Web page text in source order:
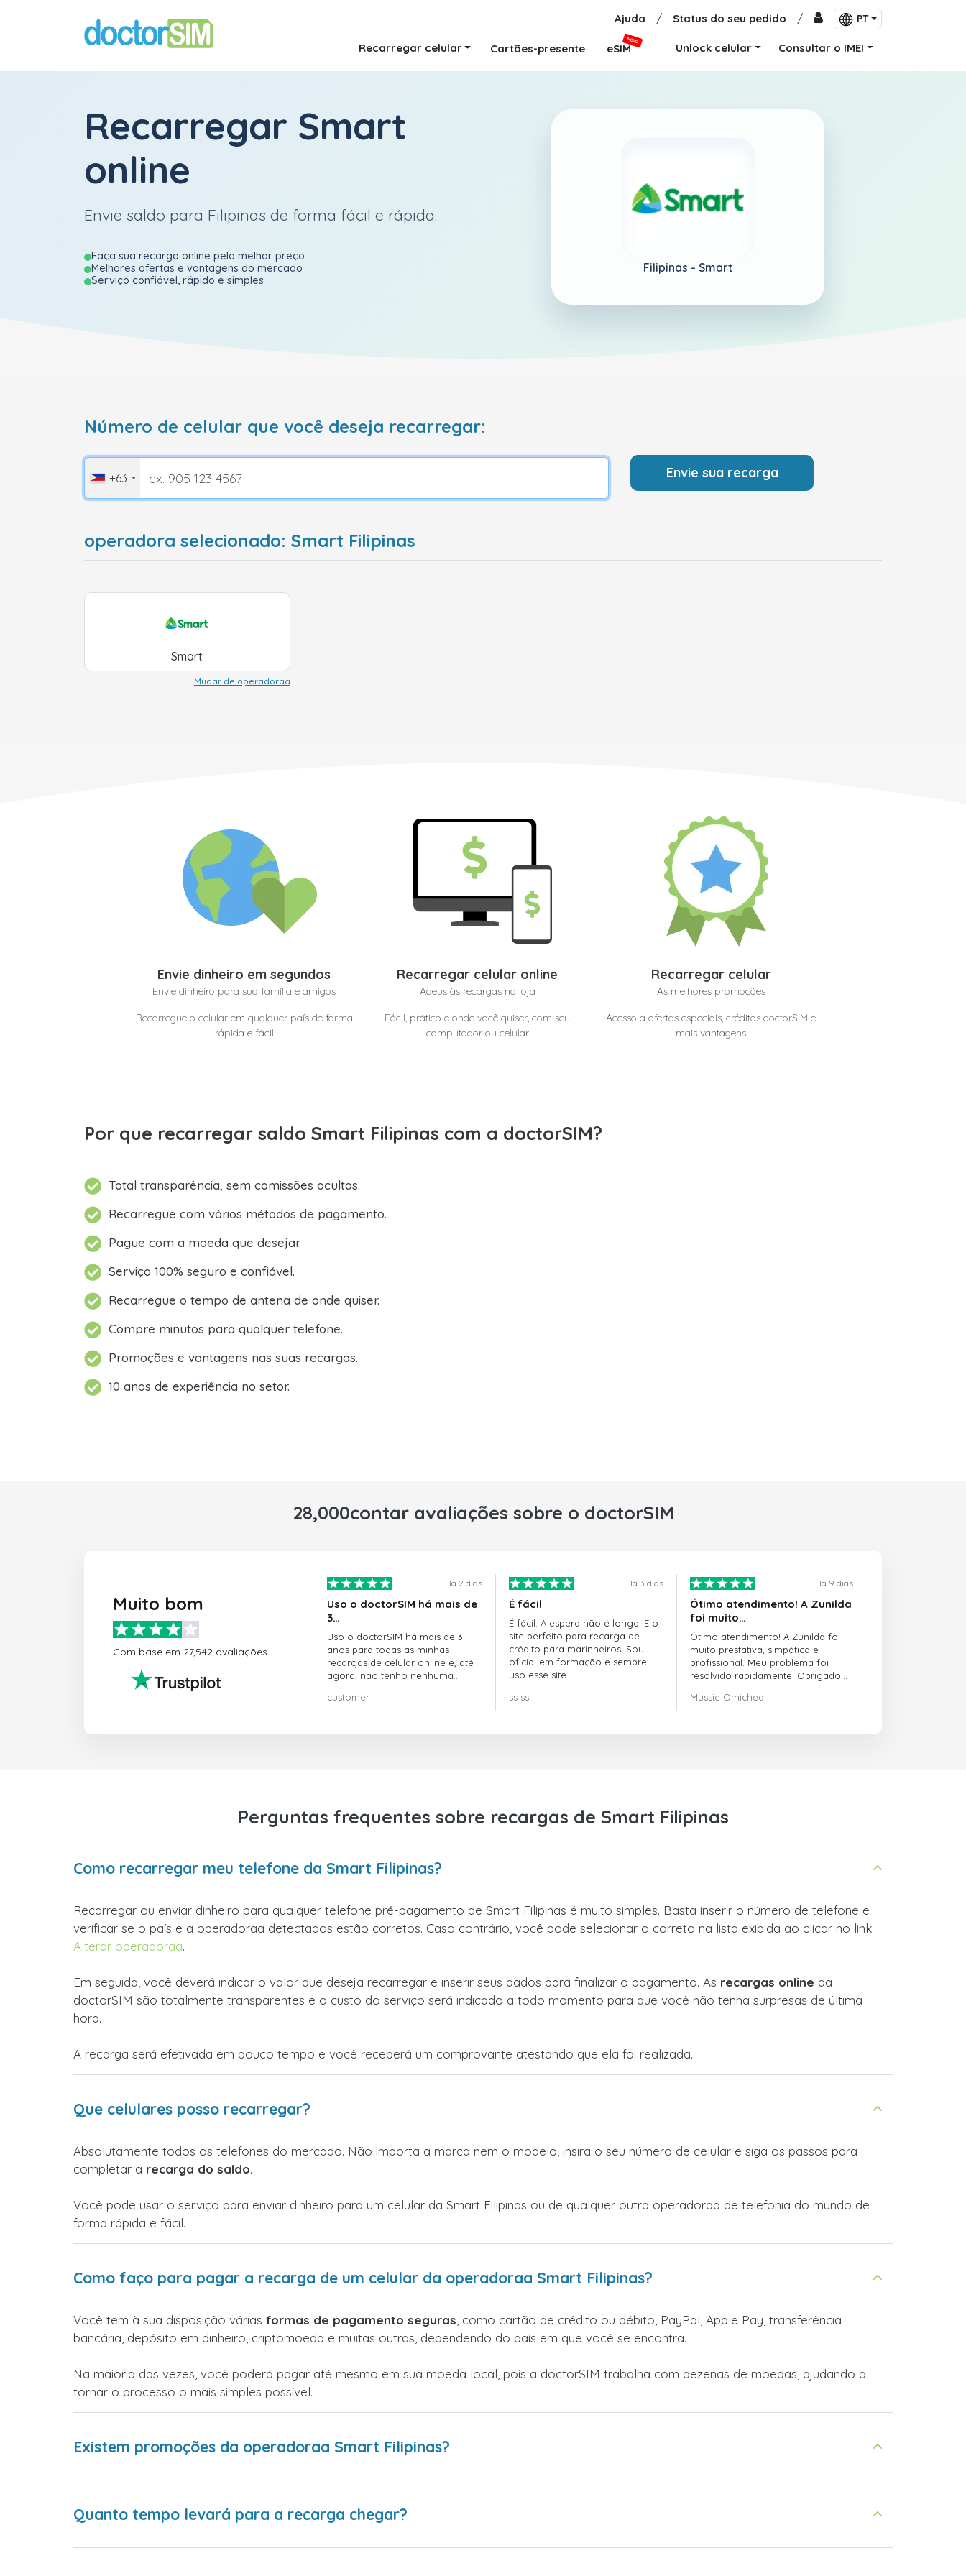
Ajuda / Status do seu pedido / PT
Recarregar celular Cartões-presente eSIM
NOVO
Unlock celular Consultar o IMEI
Recarregar Smart
online
Envie saldo para Filipinas de forma fácil e rápida.
Faça sua recarga online pelo melhor preço
Melhores ofertas e vantagens do mercado
Serviço confiável, rápido e simples
Filipinas - Smart
Número de celular que você deseja recarregar:
+63 Envie sua recarga
operadora selecionado: Smart Filipinas
Smart
Mudar de operadoraa
Envie dinheiro em segundos
Envie dinheiro para sua família e amigos
Recarregue o celular em qualquer país de forma
rápida e fácil
Recarregar celular online
Adeus às recargas na loja
Fácil, prático e onde você quiser, com seu
computador ou celular
Recarregar celular
As melhores promoções
Acesso a ofertas especiais, créditos doctorSIM e
mais vantagens
Por que recarregar saldo Smart Filipinas com a doctorSIM?
Total transparência, sem comissões ocultas.
Recarregue com vários métodos de pagamento.
Pague com a moeda que desejar.
Serviço 100% seguro e confiável.
Recarregue o tempo de antena de onde quiser.
Compre minutos para qualquer telefone.
Promoções e vantagens nas suas recargas.
10 anos de experiência no setor.
28,000contar avaliações sobre o doctorSIM
Muito bom
Com base em 27,542 avaliações
Há 2 dias
Uso o doctorSIM há mais de
3…
Uso o doctorSIM há mais de 3
anos para todas as minhas
recargas de celular online e, até
agora, não tenho nenhuma
customer
Há 3 dias
É fácil
É fácil. A espera não é longa. É o
site perfeito para recarga de
crédito para marinheiros. Sou
oficial em formação e sempre
uso esse site.
ss ss
Há 9 dias
Ótimo atendimento! A Zunilda
foi muito…
Ótimo atendimento! A Zunilda foi
muito prestativa, simpática e
profissional. Meu problema foi
resolvido rapidamente. Obrigado
Mussie Omicheal
Perguntas frequentes sobre recargas de Smart Filipinas
Como recarregar meu telefone da Smart Filipinas?
Recarregar ou enviar dinheiro para qualquer telefone pré-pagamento de Smart Filipinas é muito simples. Basta inserir o número de telefone e
verificar se o país e a operadoraa detectados estão corretos. Caso contrário, você pode selecionar o correto na lista exibida ao clicar no link
Alterar operadoraa.
Em seguida, você deverá indicar o valor que deseja recarregar e inserir seus dados para finalizar o pagamento. As recargas online da
doctorSIM são totalmente transparentes e o custo do serviço será indicado a todo momento para que você não tenha surpresas de última
hora.
A recarga será efetivada em pouco tempo e você receberá um comprovante atestando que ela foi realizada.
Que celulares posso recarregar?
Absolutamente todos os telefones do mercado. Não importa a marca nem o modelo, insira o seu número de celular e siga os passos para
completar a recarga do saldo.
Você pode usar o serviço para enviar dinheiro para um celular da Smart Filipinas ou de qualquer outra operadoraa de telefonia do mundo de
forma rápida e fácil.
Como faço para pagar a recarga de um celular da operadoraa Smart Filipinas?
Você tem à sua disposição várias formas de pagamento seguras , como cartão de crédito ou débito, PayPal, Apple Pay, transferência
bancária, depósito em dinheiro, criptomoeda e muitas outras, dependendo do país em que você se encontra.
Na maioria das vezes, você poderá pagar até mesmo em sua moeda local, pois a doctorSIM trabalha com dezenas de moedas, ajudando a
tornar o processo o mais simples possível.
Existem promoções da operadoraa Smart Filipinas?
Quanto tempo levará para a recarga chegar?